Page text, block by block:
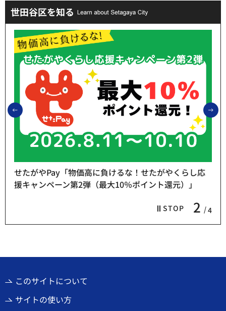
世田谷区を知る
前のスライドを表示
STOP 2 4
せたがやPay「物価高に負けるな！せたがやくらし応
援キャンペーン第2弾（最大10％ポイント還元）」
このサイトについて
サイトの使い方